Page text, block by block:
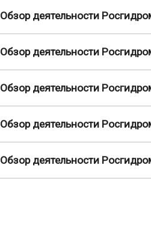
Обзор деятельности
Обзор деятельности
Обзор деятельности
Обзор деятельности
Обзор деятельности